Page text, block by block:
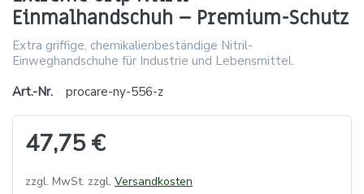
Einmalhandschuh – Premium-Schutz
Extra griffige, chemikalienbeständige Nitril-
Einweghandschuhe für Industrie und Lebensmittel.
Art.-Nr.
procare-ny-556-z
47,75 €
zzgl. MwSt. zzgl. Versandkosten